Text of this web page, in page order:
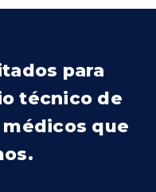
para
técnico de
que